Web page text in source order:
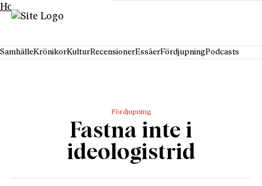
Hoppa till innehåll
SamhälleKrönikorKulturRecensionerEssäerFördjupningPodcasts
Fördjupning
Fastna inte i
ideologistrid